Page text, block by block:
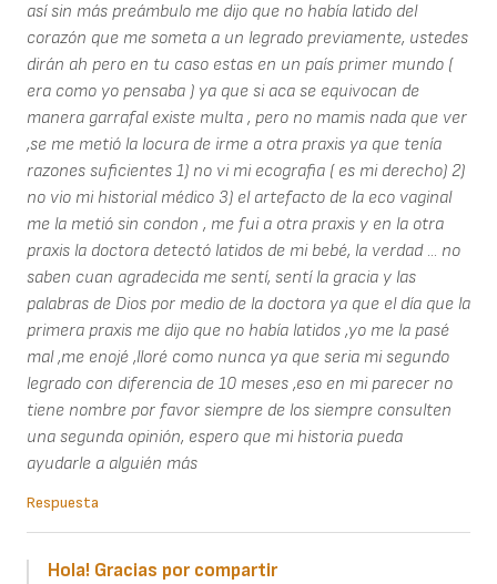
así sin más preámbulo me dijo que no había latido del
corazón que me someta a un legrado previamente, ustedes
dirán ah pero en tu caso estas en un país primer mundo (
era como yo pensaba ) ya que si aca se equivocan de
manera garrafal existe multa , pero no mamis nada que ver
,se me metió la locura de irme a otra praxis ya que tenía
razones suficientes 1) no vi mi ecografia ( es mi derecho) 2)
no vio mi historial médico 3) el artefacto de la eco vaginal
me la metió sin condon , me fui a otra praxis y en la otra
praxis la doctora detectó latidos de mi bebé, la verdad ... no
saben cuan agradecida me sentí, sentí la gracia y las
palabras de Dios por medio de la doctora ya que el día que la
primera praxis me dijo que no había latidos ,yo me la pasé
mal ,me enojé ,lloré como nunca ya que seria mi segundo
legrado con diferencia de 10 meses ,eso en mi parecer no
tiene nombre por favor siempre de los siempre consulten
una segunda opinión, espero que mi historia pueda
ayudarle a alguién más
Respuesta
Hola! Gracias por compartir